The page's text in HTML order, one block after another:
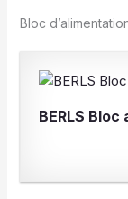
Bloc
BERLS